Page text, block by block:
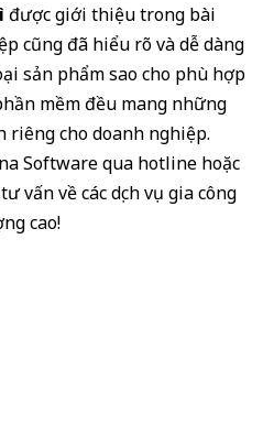
được giới thiệu trong bài
cũng đã hiểu rõ và dễ dàng
sản phẩm sao cho phù hợp
mềm đều mang những
riêng cho doanh nghiệp.
Software qua hotline hoặc
vấn về các dịch vụ gia công
cao!